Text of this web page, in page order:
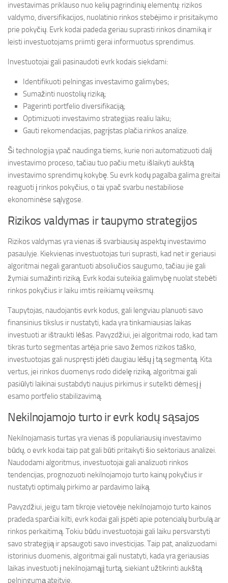
investavimas priklauso nuo kelių pagrindinių elementų: rizikos
valdymo, diversifikacijos, nuolatinio rinkos stebėjimo ir prisitaikymo
prie pokyčių. Evrk kodai padeda geriau suprasti rinkos dinamiką ir
leisti investuotojams priimti gerai informuotus sprendimus.
Investuotojai gali pasinaudoti evrk kodais siekdami:
Identifikuoti pelningas investavimo galimybes;
Sumažinti nuostolių riziką;
Pagerinti portfelio diversifikaciją;
Optimizuoti investavimo strategijas realiu laiku;
Gauti rekomendacijas, pagrįstas plačia rinkos analize.
Ši technologija ypač naudinga tiems, kurie nori automatizuoti dalį
investavimo proceso, tačiau tuo pačiu metu išlaikyti aukštą
investavimo sprendimų kokybę. Su evrk kodų pagalba galima greitai
reaguoti į rinkos pokyčius, o tai ypač svarbu nestabiliose
ekonominėse sąlygose.
Rizikos valdymas ir taupymo strategijos
Rizikos valdymas yra vienas iš svarbiausių aspektų investavimo
pasaulyje. Kiekvienas investuotojas turi suprasti, kad net ir geriausi
algoritmai negali garantuoti absoliučios saugumo, tačiau jie gali
žymiai sumažinti riziką. Evrk kodai suteikia galimybę nuolat stebėti
rinkos pokyčius ir laiku imtis reikiamų veiksmų.
Taupytojas, naudojantis evrk kodus, gali lengviau planuoti savo
finansinius tikslus ir nustatyti, kada yra tinkamiausias laikas
investuoti ar ištraukti lėšas. Pavyzdžiui, jei algoritmai rodo, kad tam
tikras turto segmentas artėja prie savo žemos rizikos taško,
investuotojas gali nuspręsti įdėti daugiau lėšų į tą segmentą. Kita
vertus, jei rinkos duomenys rodo didelę riziką, algoritmai gali
pasiūlyti laikinai sustabdyti naujus pirkimus ir sutelkti dėmesį į
esamo portfelio stabilizavimą.
Nekilnojamojo turto ir evrk kodų sąsajos
Nekilnojamasis turtas yra vienas iš populiariausių investavimo
būdų, o evrk kodai taip pat gali būti pritaikyti šio sektoriaus analizei.
Naudodami algoritmus, investuotojai gali analizuoti rinkos
tendencijas, prognozuoti nekilnojamojo turto kainų pokyčius ir
nustatyti optimalų pirkimo ar pardavimo laiką.
Pavyzdžiui, jeigu tam tikroje vietovėje nekilnojamojo turto kainos
pradeda sparčiai kilti, evrk kodai gali įspėti apie potencialų burbulą ar
rinkos perkaitimą. Tokiu būdu investuotojai gali laiku persvarstyti
savo strategiją ir apsaugoti savo investicijas. Taip pat, analizuodami
istorinius duomenis, algoritmai gali nustatyti, kada yra geriausias
laikas investuoti į nekilnojamąjį turtą, siekiant užtikrinti aukštą
pelningumą ateityje.